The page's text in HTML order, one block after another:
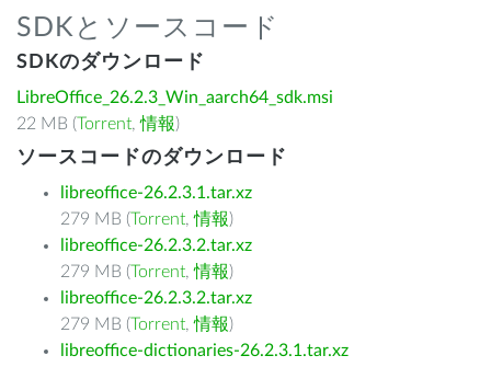
SDKとソースコード
SDKのダウンロード
LibreOffice_26.2.3_Win_aarch64_sdk.msi
22 MB (Torrent,情報)
ソースコードのダウンロード
libreoffice-26.2.3.1.tar.xz
279 MB (Torrent,情報)
libreoffice-26.2.3.2.tar.xz
279 MB (Torrent,情報)
libreoffice-26.2.3.2.tar.xz
279 MB (Torrent,情報)
libreoffice-dictionaries-26.2.3.1.tar.xz